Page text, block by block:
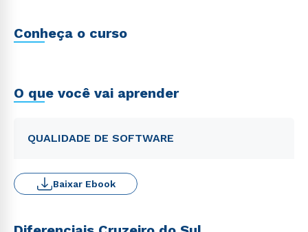
Conheça o curso
O que você vai aprender
QUALIDADE DE SOFTWARE
Baixar Ebook